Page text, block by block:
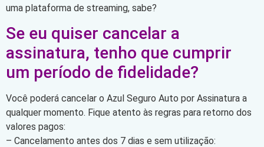
uma plataforma de streaming, sabe?
Se eu quiser cancelar a
assinatura, tenho que cumprir
um período de fidelidade?
Você poderá cancelar o Azul Seguro Auto por Assinatura a
qualquer momento. Fique atento às regras para retorno dos
valores pagos:
– Cancelamento antes dos 7 dias e sem utilização: